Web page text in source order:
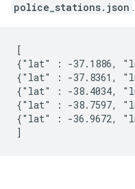
police_stations.json
[
{"lat" : -37.1886,
{"lat" : -37.8361,
{"lat" : -38.4034,
{"lat" : -38.7597,
{"lat" : -36.9672,
]